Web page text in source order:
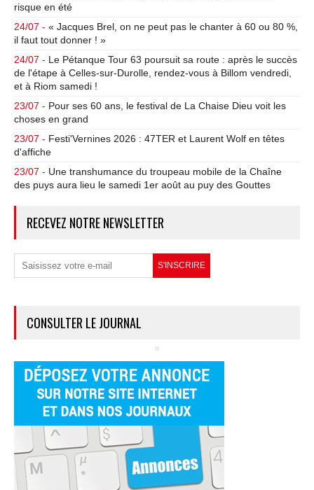
risque en été
24/07 - « Jacques Brel, on ne peut pas le chanter à 60 ou 80 %,
il faut tout donner ! »
24/07 - Le Pétanque Tour 63 poursuit sa route : après le succès
de l'étape à Celles-sur-Durolle, rendez-vous à Billom vendredi,
et à Riom samedi !
23/07 - Pour ses 60 ans, le festival de La Chaise Dieu voit les
choses en grand
23/07 - Festi'Vernines 2026 : 47TER et Laurent Wolf en têtes
d'affiche
23/07 - Une transhumance du troupeau mobile de la Chaîne
des puys aura lieu le samedi 1er août au puy des Gouttes
RECEVEZ NOTRE NEWSLETTER
CONSULTER LE JOURNAL